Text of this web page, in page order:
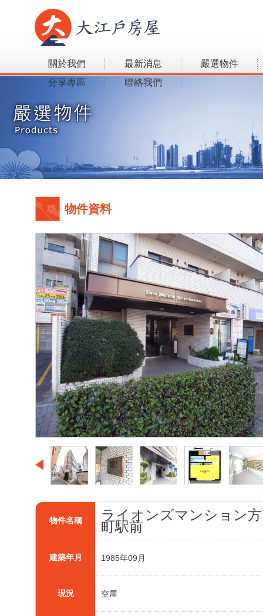
關於我們 最新消息
嚴選物件
分享專區
聯絡我們
物件資料
物件名稱 ライオンズマンション
町駅前
建築年月 1985年09月
現況 空屋